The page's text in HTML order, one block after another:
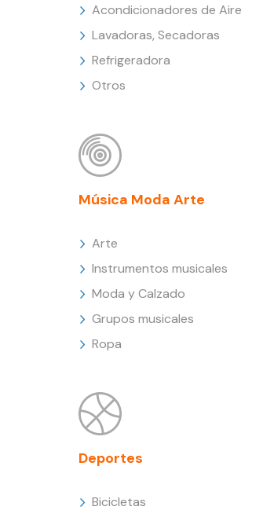
Acondicionadores de Aire
Lavadoras, Secadoras
Refrigeradora
Otros
Música Moda Arte
Arte
Instrumentos musicales
Moda y Calzado
Grupos musicales
Ropa
Deportes
Bicicletas